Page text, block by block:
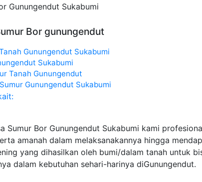
Gunungendut Sukabumi
Bor gunungendut
Gunungendut Sukabumi
Sukabumi
Tanah Gunungendut
Gunungendut Sukabumi
Sumur Bor Gunungendut Sukabumi kami
amanah dalam melaksanakannya hingga
yang dihasilkan oleh bumi/dalam tanah untuk
dalam kebutuhan sehari-harinya diGunungendut.